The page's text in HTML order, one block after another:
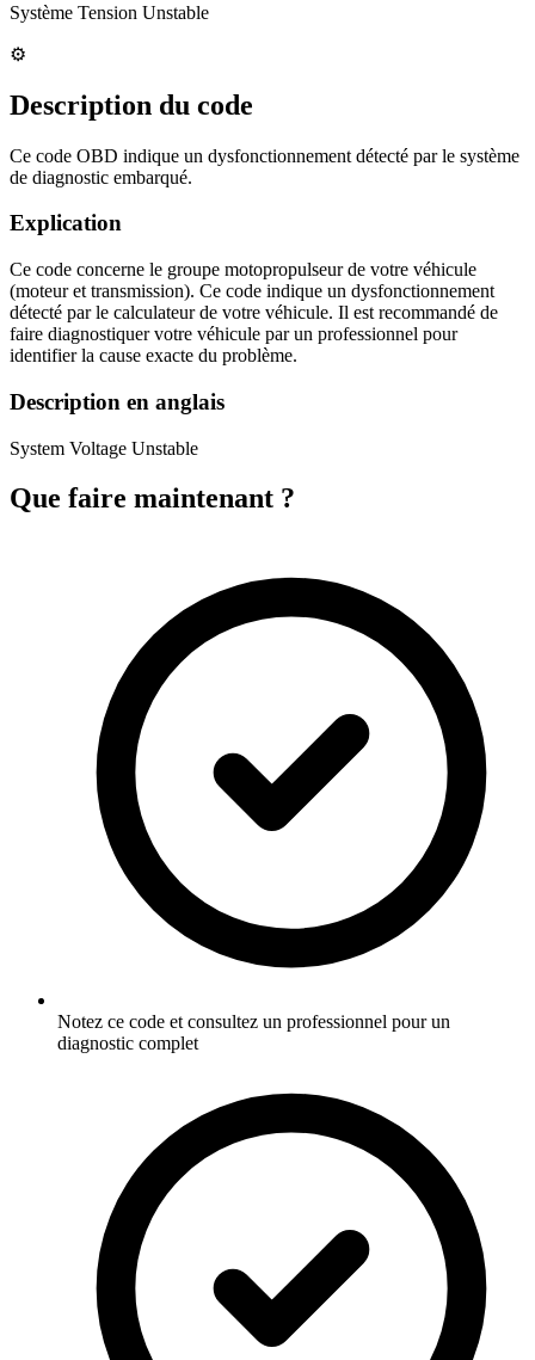
Système Tension Unstable
⚙️
Description du code
Ce code OBD indique un dysfonctionnement détecté par le système
de diagnostic embarqué.
Explication
Ce code concerne le groupe motopropulseur de votre véhicule
(moteur et transmission). Ce code indique un dysfonctionnement
détecté par le calculateur de votre véhicule. Il est recommandé de
faire diagnostiquer votre véhicule par un professionnel pour
identifier la cause exacte du problème.
Description en anglais
System Voltage Unstable
Que faire maintenant ?
Notez ce code et consultez un professionnel pour un
diagnostic complet